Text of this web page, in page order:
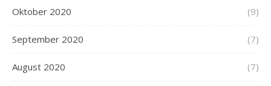
Oktober 2020 (9)
September 2020 (7)
August 2020 (7)